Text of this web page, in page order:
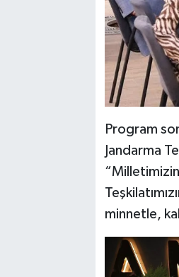
Program
Jandarma
minnetle,